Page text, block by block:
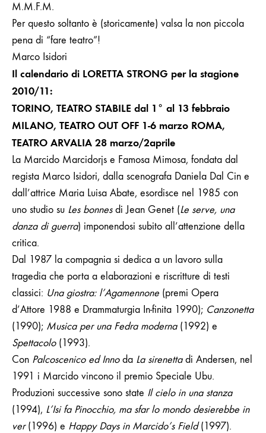
M.M.F.M.
Per questo soltanto è (storicamente) valsa la non piccola
pena di “fare teatro”!
Marco Isidori
Il calendario di LORETTA STRONG per la stagione
2010/11:
TORINO, TEATRO STABILE dal 1° al 13 febbraio
MILANO, TEATRO OUT OFF 1-6 marzo ROMA,
TEATRO ARVALIA 28 marzo/2aprile
La Marcido Marcidorjs e Famosa Mimosa, fondata dal
regista Marco Isidori, dalla scenografa Daniela Dal Cin e
dall’attrice Maria Luisa Abate, esordisce nel 1985 con
uno studio su Les bonnesdi Jean Genet (Le serve, una
danza di guerra) imponendosi subito all’attenzione della
critica.
Dal 1987 la compagnia si dedica a un lavoro sulla
tragedia che porta a elaborazioni e riscritture di testi
classici: Una giostra: l’Agamennone (premi Opera
d’Attore 1988 e Drammaturgia In-finita 1990); Canzonetta
(1990); Musica per una Fedra moderna (1992) e
Spettacolo (1993).
Con Palcoscenico ed Innoda La sirenettadi Andersen, nel
1991 i Marcido vincono il premio Speciale Ubu.
Produzioni successive sono state Il cielo in una stanza
(1994), L’Isi fa Pinocchio, ma sfar lo mondo desierebbe in
ver(1996) e Happy Days in Marcido’s Field(1997).